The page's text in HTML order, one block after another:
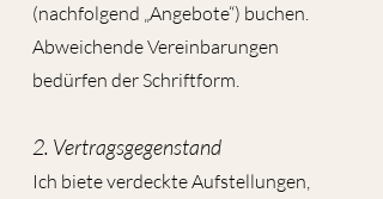
(nachfolgend „Angebote“) buchen.
Abweichende Vereinbarungen
bedürfen der Schriftform.
2. Vertragsgegenstand
Ich biete verdeckte Aufstellungen,